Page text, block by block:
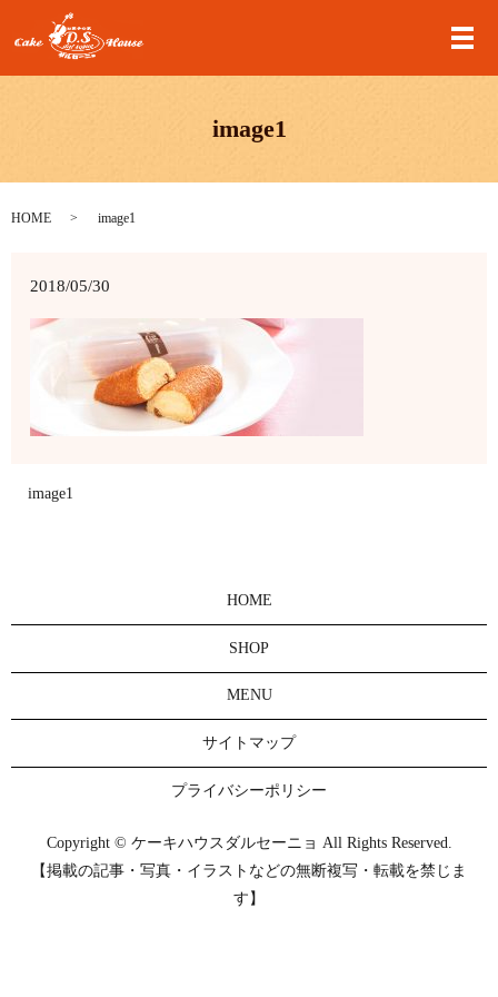
メ
image1
HOME image1
2018/05/30
image1
HOME
SHOP
MENU
サイトマップ
プライバシーポリシー
Copyright © ケーキハウスダルセーニョ All Rights Reserved.
【掲載の記事・写真・イラストなどの無断複写・転載を禁じま
す】